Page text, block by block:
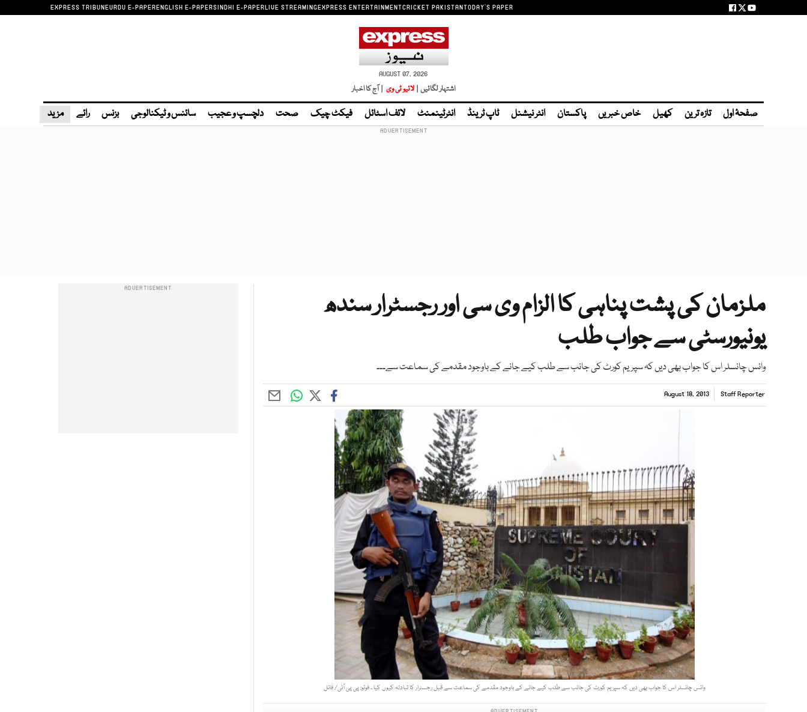
EXPRESS TRIBUNEURDU E-PAPERENGLISH E-PAPERSINDHI E-PAPERLIVE STREAMINGEXPRESS ENTERTAINMENTCRICKET PAKISTANTODAY'S PAPER
AUGUST 07, 2026
اشتہار لگائیں | لائیو ٹی وی | آج کا اخبار
صفحۂ اول تازہ ترین کھیل خاص خبریں پاکستان انٹر نیشنل ٹاپ ٹرینڈ انٹرٹینمنٹ لائف اسٹائل فیکٹ چیک صحت دلچسپ و عجیب سائنس و ٹیکنالوجی بزنس رائے مزید
ملزمان کی پشت پناہی کا الزام وی سی اور رجسٹرار سندھ
یونیورسٹی سے جواب طلب
وائس چانسلر اس کا جواب بھی دیں کہ سپریم کورٹ کی جانب سے طلب کیے جانے کے باوجود مقدمے کی سماعت سے۔۔۔
Staff Reporter
August 18, 2013
وائس چانسلر اس کا جواب بھی دیں کہ سپریم کورٹ کی جانب سے طلب کیے جانے کے باوجود مقدمے کی سماعت سے قبل رجسٹرار کا تبادلہ کیوں کیا ۔ فوٹو: پی پی آئی/ فائل